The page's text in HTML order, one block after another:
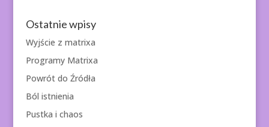
Ostatnie wpisy
Wyjście z matrixa
Programy Matrixa
Powrót do Źródła
Ból istnienia
Pustka i chaos